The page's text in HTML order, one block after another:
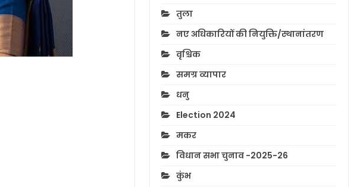
तुला
नए अधिकारियों की नियुक्ति/स्थानांतरण
वृश्चिक
समग्र व्यापार
धनु
Election 2024
मकर
विधान सभा चुनाव -2025-26
कुंभ